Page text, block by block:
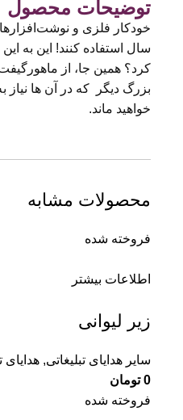
توضیحات محصول
کرد؟ همین جا، از
بزرگ دیگر که در آن ها نیاز
خواهید ماند.
محصولات مشابه
فروخته شده
اطلاعات بیشتر
زیر لیوانی
سایر هدایای تبلیغاتی, هدایای
0 تومان
فروخته شده